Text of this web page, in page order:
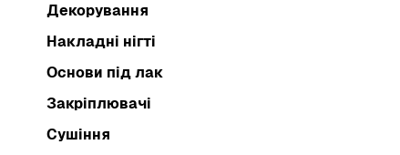
Декорування
Накладні нігті
Основи під лак
Закріплювачі
Сушіння